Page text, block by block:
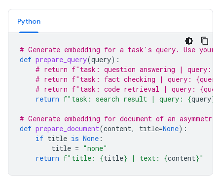
Python
# Generate embedding for a task's query. Use
def prepare_query(query):
# return f"task: question answering | query:
# return f"task: fact checking | query:
# return f"task: code retrieval | query:
return f"task: search result | query: {query}
# Generate embedding for document of an
def prepare_document(content, title=None):
if title is None :
title = "none"
return f"title: {title} | text: {content}"